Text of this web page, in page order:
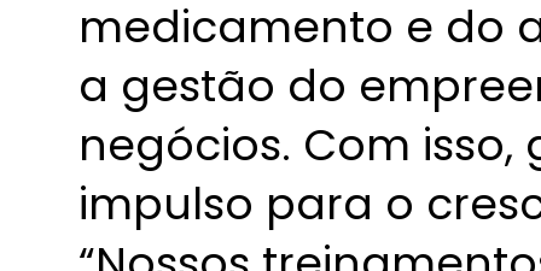
medicamento e do
a gestão do
negócios. Com
impulso para o